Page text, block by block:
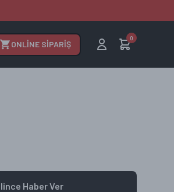
ONLİNE SİPARİŞ
0
Haber Ver